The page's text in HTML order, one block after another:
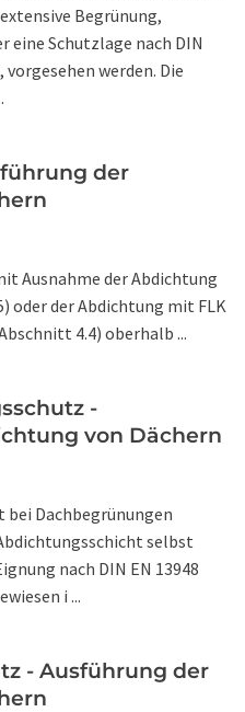
Begrünung,
eine Schutzlage nach DIN
vorgesehen werden. Die
der
Ausnahme der Abdichtung
oder der Abdichtung mit FLK
4.4) oberhalb ...
-
von Dächern
bei Dachbegrünungen
selbst
nach DIN EN 13948
i ...
- Ausführung der